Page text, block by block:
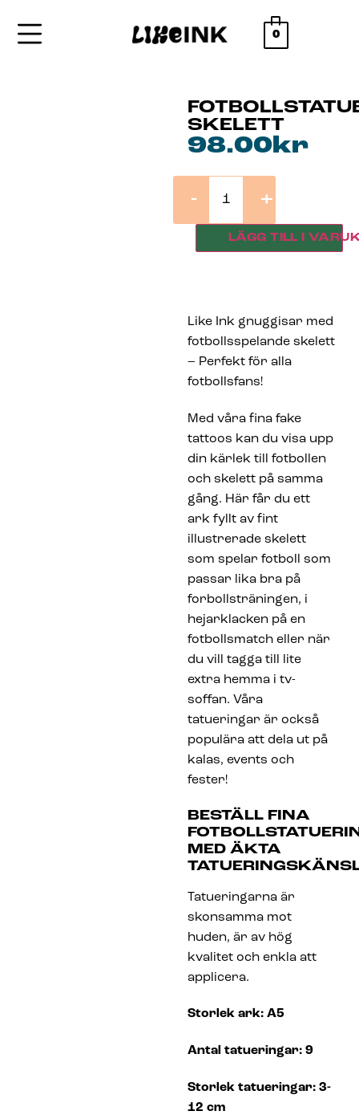
0
SKELETT
98.00kr
- +
LÄGG TILL I
Like Ink gnuggisar med
fotbollsspelande skelett
– Perfekt för alla
fotbollsfans!
Med våra fina fake
tattoos kan du visa upp
din kärlek till fotbollen
och skelett på samma
gång. Här får du ett
ark fyllt av fint
illustrerade skelett
som spelar fotboll som
passar lika bra på
forbollsträningen, i
hejarklacken på en
fotbollsmatch eller när
du vill tagga till lite
extra hemma i tv-
soffan. Våra
tatueringar är också
populära att dela ut på
kalas, events och
fester!
BESTÄLL FINA
MED ÄKTA
Tatueringarna är
skonsamma mot
huden, är av hög
kvalitet och enkla att
applicera.
Storlek ark: A5
Antal tatueringar: 9
Storlek tatueringar: 3-
12 cm